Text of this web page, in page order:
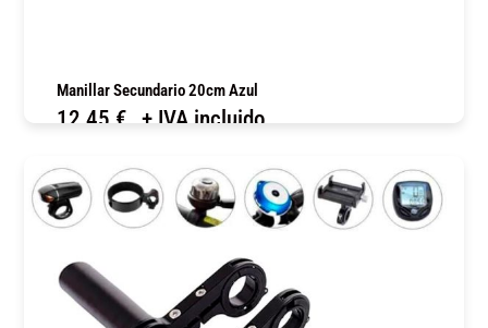
Manillar Secundario 20cm Azul
12,45 € + IVA incluido